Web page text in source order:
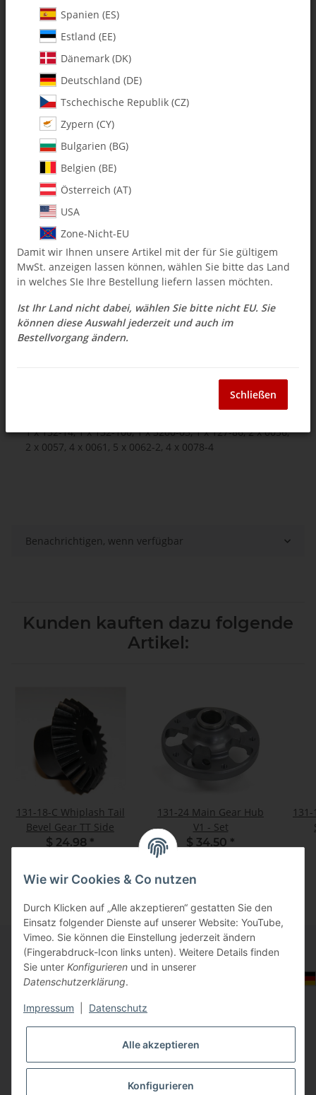
1032-5 Whiplash Electric V1
Conversion Kit (700Ex -> 700 E)
Artikelnummer:
Kategorie:Whiplash Electric Sets
1032-5 Whiplash Electric V1 Conversion Kit (700Ex -> 700 E)
$ 207.00
inkl. 19% USt. ,
Auswahl Steuerzone / Lieferland
Momentan nicht verfügbar Frage zum Artikel
Beschreibung
1032-5 Whiplash Electric V1 Conversion Kit (700Ex ->
1 x 132-14, 1 x 132-100, 1 x 3200-03, 1 x 127-86, 2 x 0056,
2 x 0057, 4 x 0061, 5 x 0062-2, 4 x 0078-4
Benachrichtigen, wenn verfügbar
Kunden kauften dazu folgende
Artikel:
131-18-C Whiplash Tail
Bevel Gear TT Side
$ 24.98 *
131-24 Main Gear Hub
V1 - Set
$ 34.50 *
Informationen
Gesetzliche Informationen
Wie wir Cookies & Co nutzen
Durch Klicken auf „Alle akzeptieren“ gestatten Sie den
Einsatz folgender Dienste auf unserer Website: YouTube,
Vimeo. Sie können die Einstellung jederzeit ändern
(Fingerabdruck-Icon links unten). Weitere Details finden
Sie unter Konfigurieren und in unserer
Datenschutzerklärung.
Impressum Datenschutz
Alle akzeptieren
Konfigurieren
Spanien (ES)
Estland (EE)
Dänemark (DK)
Deutschland (DE)
Tschechische Republik (CZ)
Zypern (CY)
Bulgarien (BG)
Belgien (BE)
Österreich (AT)
USA
Zone-Nicht-EU
Damit wir Ihnen unsere Artikel mit der für Sie gültigem
MwSt. anzeigen lassen können, wählen Sie bitte das Land
in welches SIe Ihre Bestellung liefern lassen möchten.
Ist Ihr Land nicht dabei, wählen Sie bitte nicht EU. Sie
können diese Auswahl jederzeit und auch im
Bestellvorgang ändern.
Schließen